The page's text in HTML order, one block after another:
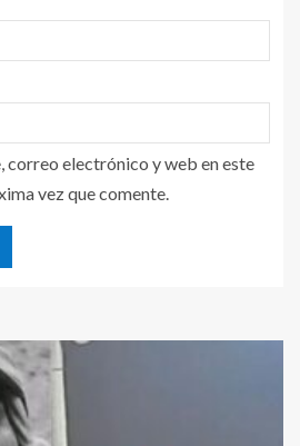
correo electrónico y web en este
vez que comente.